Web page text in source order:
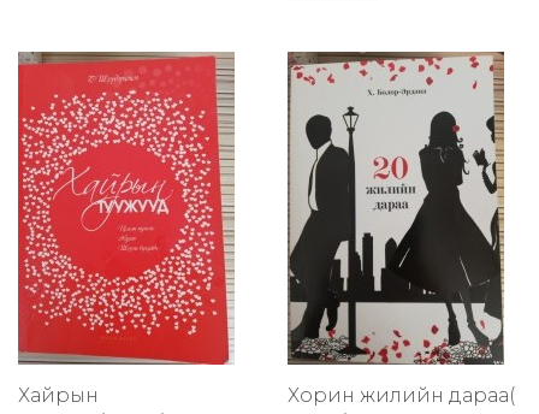
Хайрын
Хорин жилийн дараа(